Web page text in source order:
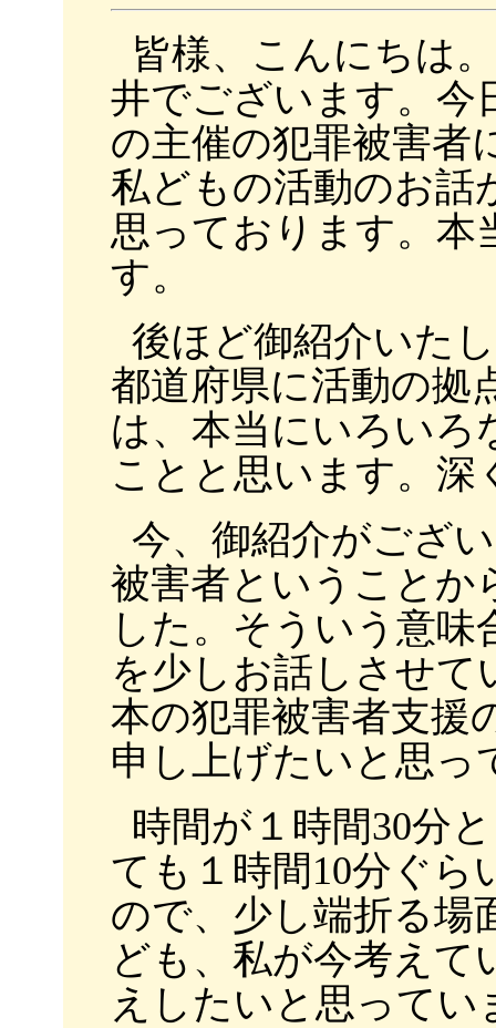
皆様、こんにちは
井でございます。今
の主催の犯罪被害者
私どもの活動のお話
思っております。本
す。
後ほど御紹介いた
都道府県に活動の拠
は、本当にいろいろ
ことと思います。深
今、御紹介がござ
被害者ということか
した。そういう意味
を少しお話しさせて
本の犯罪被害者支援
申し上げたいと思っ
時間が１時間30分
ても１時間10分ぐ
ので、少し端折る場
ども、私が今考え
えしたいと思ってい